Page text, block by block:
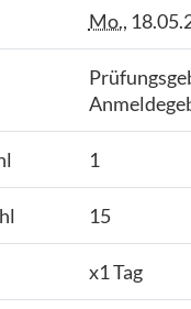
Mo.,
1
15
x1 Tag